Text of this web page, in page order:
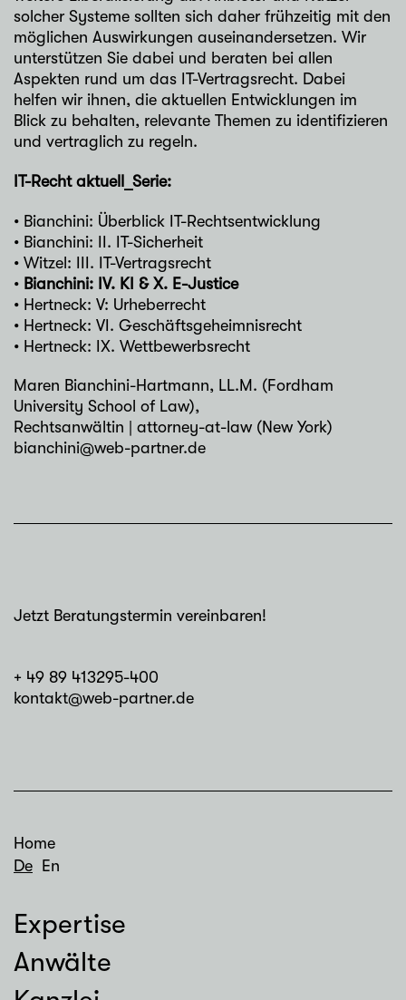
solcher Systeme sollten sich daher frühzeitig mit den
möglichen Auswirkungen auseinandersetzen. Wir
unterstützen Sie dabei und beraten bei allen
Aspekten rund um das IT-Vertragsrecht. Dabei
helfen wir ihnen, die aktuellen Entwicklungen im
Blick zu behalten, relevante Themen zu identifizieren
und vertraglich zu regeln.
IT-Recht aktuell_Serie:
• Bianchini: Überblick IT-Rechtsentwicklung
• Bianchini: II. IT-Sicherheit
• Witzel: III. IT-Vertragsrecht
• Bianchini: IV. KI & X. E-Justice
• Hertneck: V: Urheberrecht
• Hertneck: VI. Geschäftsgeheimnisrecht
• Hertneck: IX. Wettbewerbsrecht
Maren Bianchini-Hartmann, LL.M. (Fordham
University School of Law),
Rechtsanwältin | attorney-at-law (New York)
bianchini@web-partner.de
Jetzt Beratungstermin vereinbaren!
+ 49 89 413295-400
kontakt@web-partner.de
Home
De En
Expertise
Anwälte